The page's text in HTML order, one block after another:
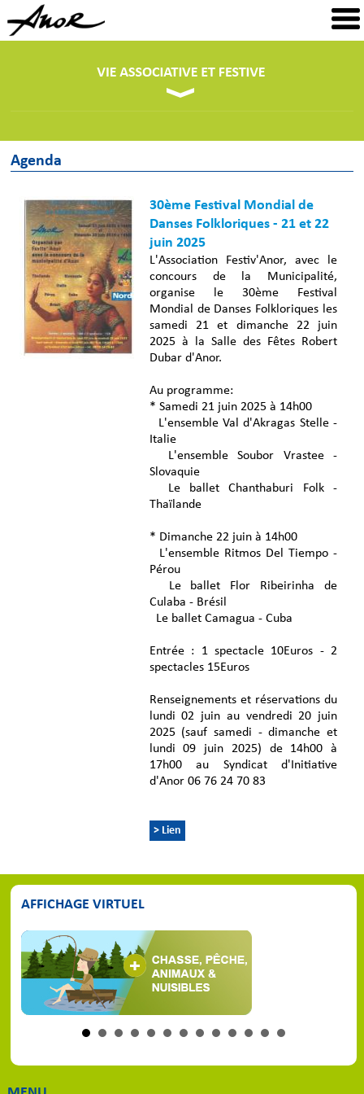
Agenda
30ème Festival Mondial de
Danses Folkloriques - 21 et 22
juin 2025
L'Association Festiv'Anor, avec le
concours de la Municipalité,
organise le 30ème Festival
Mondial de Danses Folkloriques les
samedi 21 et dimanche 22 juin
2025 à la Salle des Fêtes Robert
Dubar d'Anor.
Au programme:
* Samedi 21 juin 2025 à 14h00
L'ensemble Val d'Akragas Stelle -
Italie
L'ensemble Soubor Vrastee -
Slovaquie
Le ballet Chanthaburi Folk -
Thaïlande
* Dimanche 22 juin à 14h00
L'ensemble Ritmos Del Tiempo -
Pérou
Le ballet Flor Ribeirinha de
Culaba - Brésil
Le ballet Camagua - Cuba
Entrée : 1 spectacle 10Euros - 2
spectacles 15Euros
Renseignements et réservations du
lundi 02 juin au vendredi 20 juin
2025 (sauf samedi - dimanche et
lundi 09 juin 2025) de 14h00 à
17h00 au Syndicat d'Initiative
d'Anor 06 76 24 70 83
> Lien
AFFICHAGE VIRTUEL